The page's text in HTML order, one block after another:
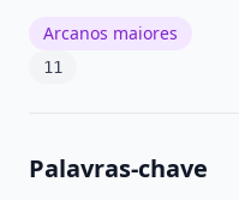
Arcanos maiores
11
Palavras-chave